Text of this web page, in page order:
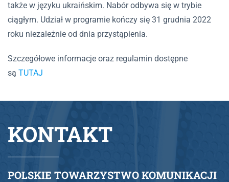
także w języku ukraińskim. Nabór odbywa się w trybie
ciągłym. Udział w programie kończy się 31 grudnia 2022
roku niezależnie od dnia przystąpienia.
Szczegółowe informacje oraz regulamin dostępne
są TUTAJ
KONTAKT
POLSKIE TOWARZYSTWO KOMUNIKACJI